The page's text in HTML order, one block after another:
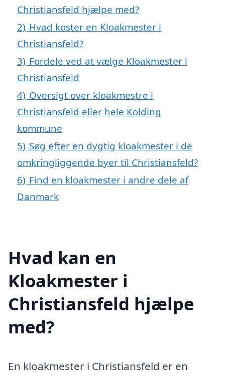
Christiansfeld hjælpe med?
2) Hvad koster en Kloakmester i
Christiansfeld?
3) Fordele ved at vælge Kloakmester i
Christiansfeld
4) Oversigt over kloakmestre i
Christiansfeld eller hele Kolding
kommune
5) Søg efter en dygtig kloakmester i de
omkringliggende byer til Christiansfeld?
6) Find en kloakmester i andre dele af
Danmark
Hvad kan en
Kloakmester i
Christiansfeld hjælpe
med?
En kloakmester i Christiansfeld er en